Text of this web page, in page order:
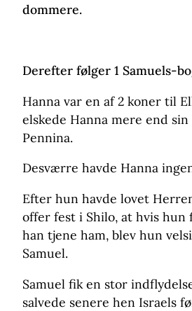
dommere.
Derefter følger 1 Samuels-
Hanna var en af 2 koner til
elskede Hanna mere end
Pennina.
Desværre havde Hanna
Efter hun havde lovet
offer fest i Shilo, at hvis hun
han tjene ham, blev hun
Samuel.
Samuel fik en stor
salvede senere hen Israels